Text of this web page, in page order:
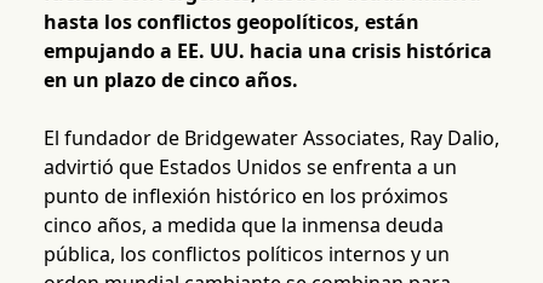
hasta los conflictos geopolíticos, están
empujando a EE. UU. hacia una crisis histórica
en un plazo de cinco años.
El fundador de Bridgewater Associates, Ray Dalio,
advirtió que Estados Unidos se enfrenta a un
punto de inflexión histórico en los próximos
cinco años, a medida que la inmensa deuda
pública, los conflictos políticos internos y un